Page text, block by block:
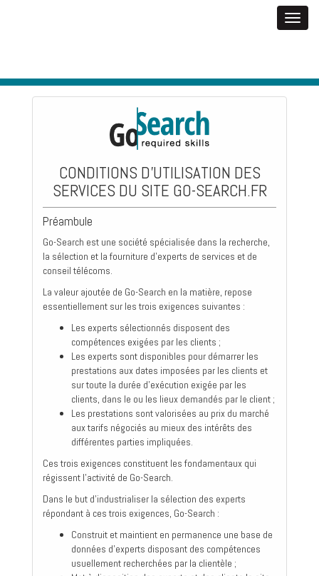
CONDITIONS D'UTILISATION DES
SERVICES DU SITE GO-SEARCH.FR
Préambule
Go-Search est une société spécialisée dans la recherche,
la sélection et la fourniture d'experts de services et de
conseil télécoms.
La valeur ajoutée de Go-Search en la matière, repose
essentiellement sur les trois exigences suivantes :
Les experts sélectionnés disposent des
compétences exigées par les clients ;
Les experts sont disponibles pour démarrer les
prestations aux dates imposées par les clients et
sur toute la durée d'exécution exigée par les
clients, dans le ou les lieux demandés par le client ;
Les prestations sont valorisées au prix du marché
aux tarifs négociés au mieux des intérêts des
différentes parties impliquées.
Ces trois exigences constituent les fondamentaux qui
régissent l'activité de Go-Search.
Dans le but d'industrialiser la sélection des experts
répondant à ces trois exigences, Go-Search :
Construit et maintient en permanence une base de
données d'experts disposant des compétences
usuellement recherchées par la clientèle ;